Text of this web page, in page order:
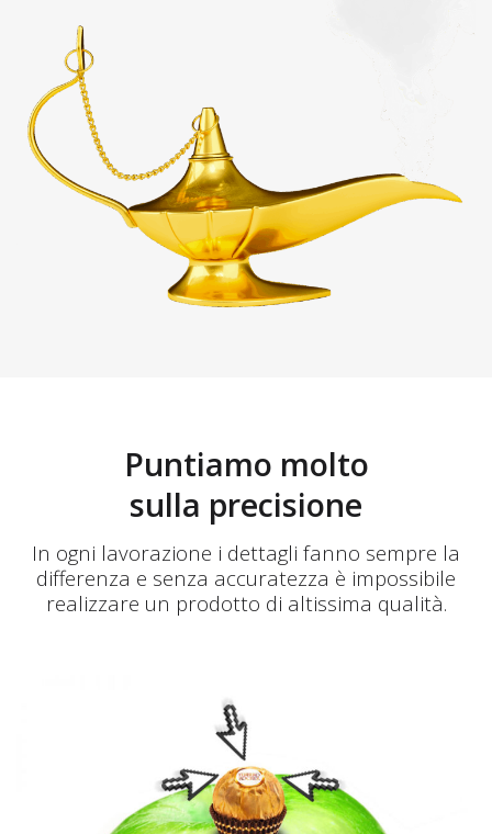
Puntiamo molto
sulla precisione
In ogni lavorazione i dettagli fanno sempre la
differenza e senza accuratezza è impossibile
realizzare un prodotto di altissima qualità.